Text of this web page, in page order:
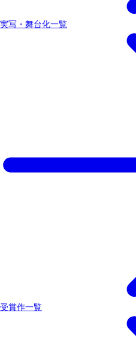
実写・舞台化一覧
受賞作一覧